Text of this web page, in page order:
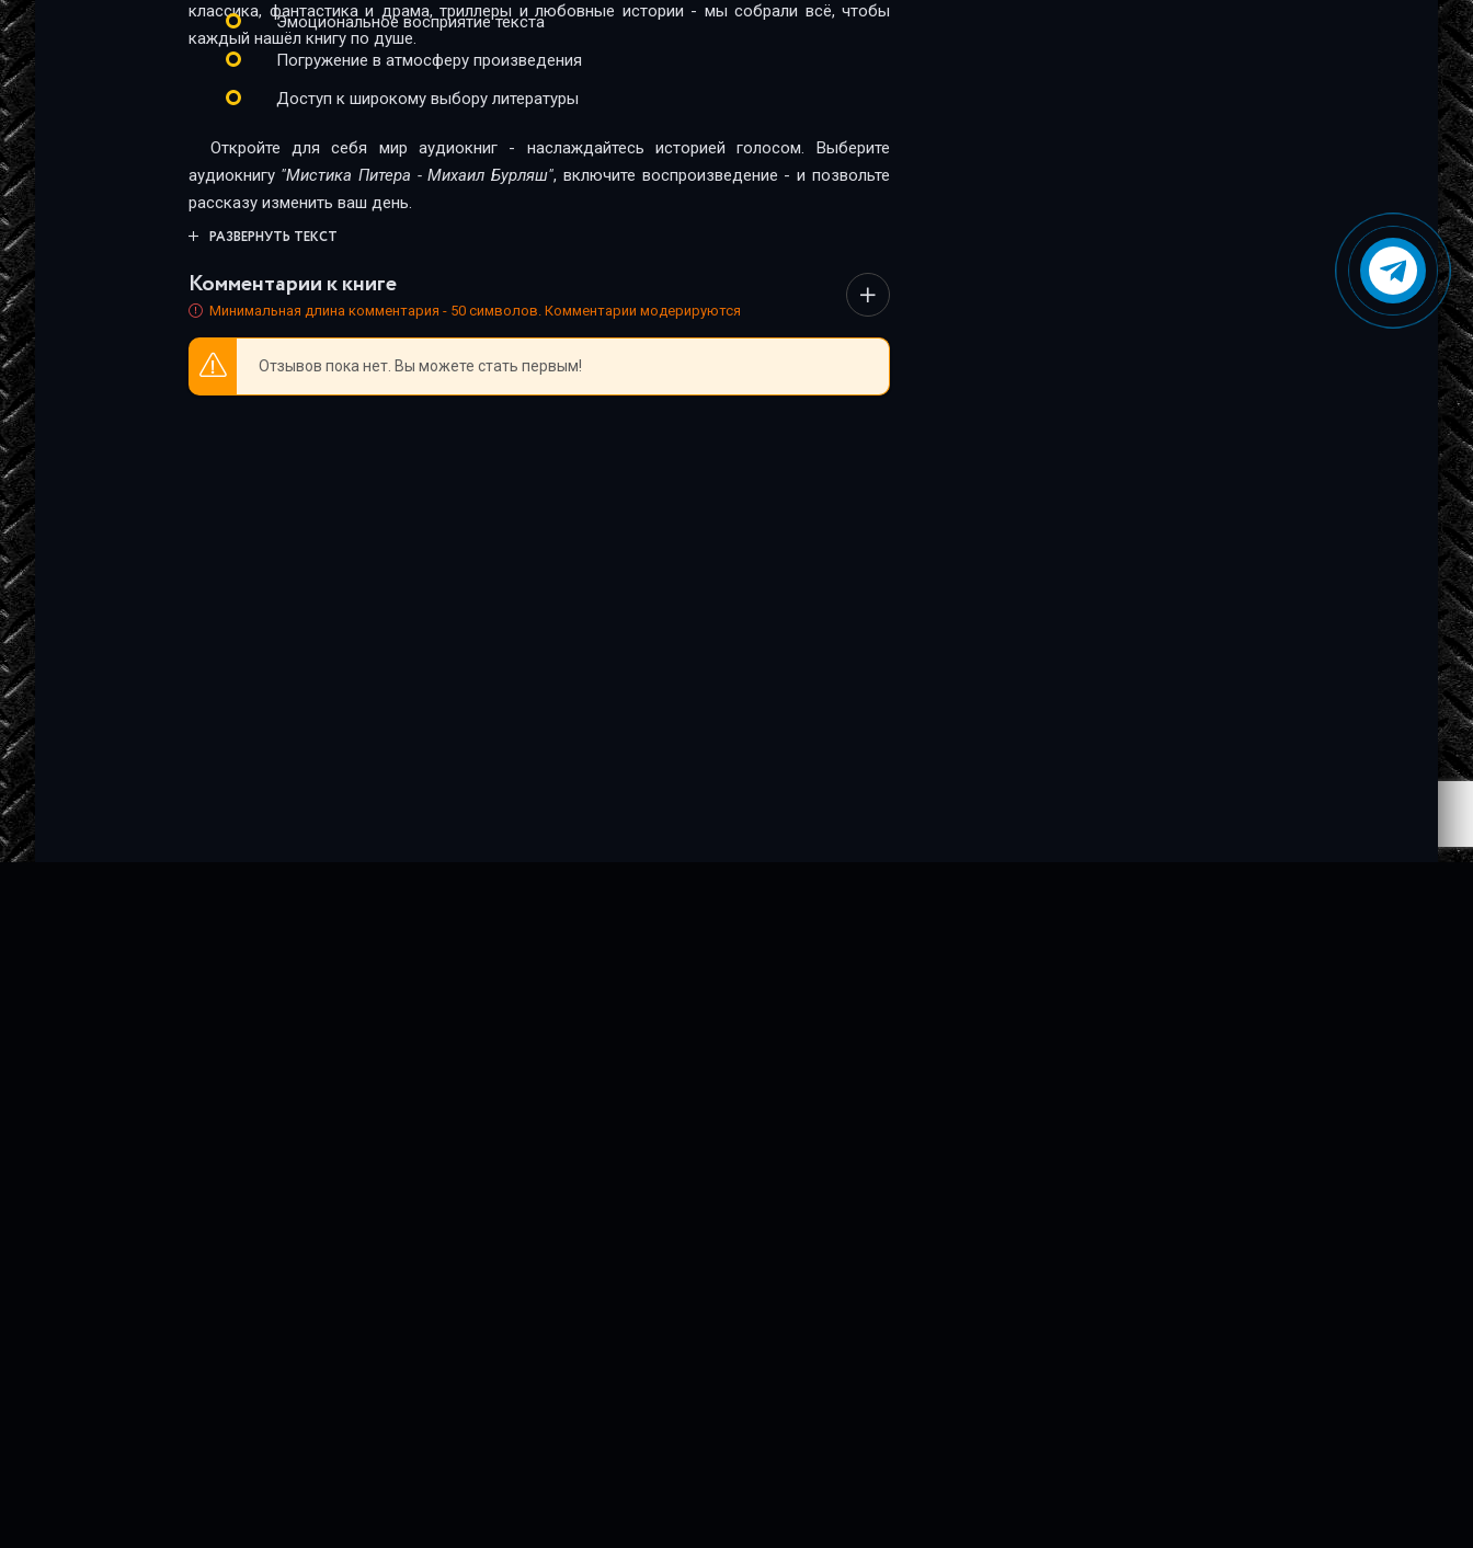
классика, фантастика и драма, триллеры и любовные истории - мы собрали всё, чтобы
каждый нашёл книгу по душе.
Эмоциональное восприятие текста
Погружение в атмосферу произведения
Доступ к широкому выбору литературы
Откройте для себя мир аудиокниг - наслаждайтесь историей голосом. Выберите
аудиокнигу "Мистика Питера - Михаил Бурляш", включите воспроизведение - и позвольте
рассказу изменить ваш день.
РАЗВЕРНУТЬ ТЕКСТ
Комментарии к книге
Минимальная длина комментария - 50 символов. Комментарии модерируются
Отзывов пока нет. Вы можете стать первым!